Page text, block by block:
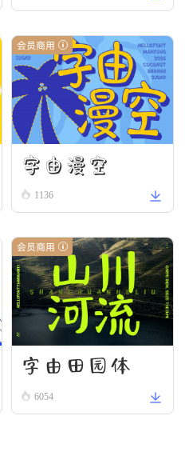
会员商用
字由漫空
1136
会员商用
字由田园体
6054